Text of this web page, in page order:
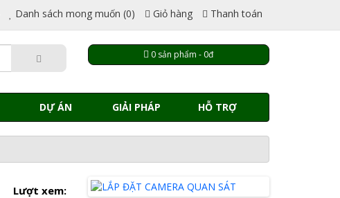
Danh sách mong muốn (0) Giỏ hàng Thanh toán
0 sản phẩm - 0đ
DỰ ÁN GIẢI PHÁP HỖ TRỢ
Lượt xem: